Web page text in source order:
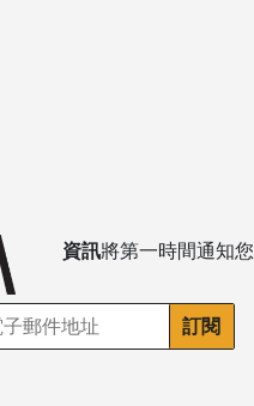
資訊將第一時間通知您